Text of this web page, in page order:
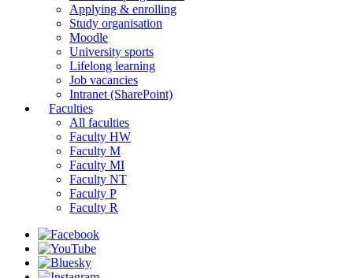
Applying & enrolling
Study organisation
Moodle
University sports
Lifelong learning
Job vacancies
Intranet (SharePoint)
Faculties
All faculties
Faculty HW
Faculty M
Faculty MI
Faculty NT
Faculty P
Faculty R